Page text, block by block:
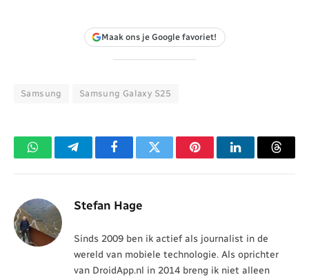
Maak ons je Google favoriet!
Samsung Samsung Galaxy S25
WhatsAppTelegramFacebookTwitter PinterestLinkedIn
Stefan Hage
Sinds 2009 ben ik actief als journalist in de
wereld van mobiele technologie. Als oprichter
van DroidApp.nl in 2014 breng ik niet alleen